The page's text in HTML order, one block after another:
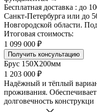
Бесплатная доставка : до
Санкт-Петербурга или до
Новгородской области.
Итоговая стоимость:
1 099 000 ₽
Получить консультацию
Брус 150Х200мм
1 203 000 ₽
Надёжный и тёплый
проживания.
долговечность конструкци